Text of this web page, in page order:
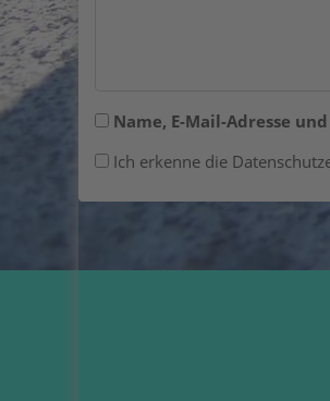
Name, E-Mail-Adresse
Ich erkenne die